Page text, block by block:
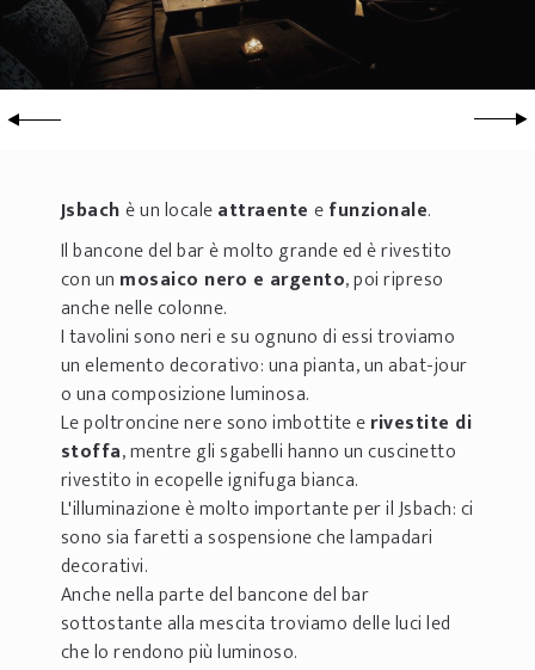
Jsbachè un localeattraenteefunzionale.
Il bancone del bar è molto grande ed è rivestito
con un mosaico nero e argento, poi ripreso
anche nelle colonne.
I tavolini sono neri e su ognuno di essi troviamo
un elemento decorativo: una pianta, un abat-jour
o una composizione luminosa.
Le poltroncine nere sono imbottite erivestite di
stoffa, mentre gli sgabelli hanno un cuscinetto
rivestito in ecopelle ignifuga bianca.
L'illuminazione è molto importante per il Jsbach: ci
sono sia faretti a sospensione che lampadari
decorativi.
Anche nella parte del bancone del bar
sottostante alla mescita troviamo delle luci led
che lo rendono più luminoso.